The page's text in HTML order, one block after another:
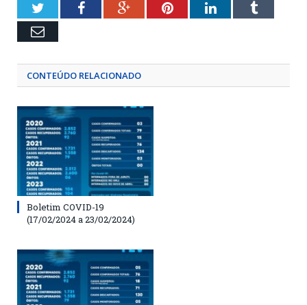
TwitterFacebookGoogle+PinterestLinkedInTumblr
Email
CONTEÚDO RELACIONADO
Boletim COVID-19
(17/02/2024 a 23/02/2024)